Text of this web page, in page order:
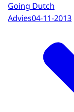
Going Dutch
Advies04-11-2013